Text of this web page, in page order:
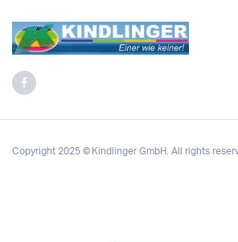
Copyright 2025 © Kindlinger GmbH. All rights